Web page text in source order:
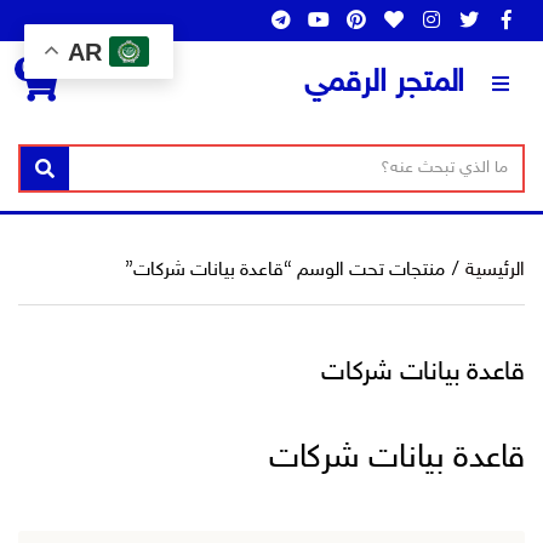
المتجر الرقمي
س
ا
ن
ف
ص
ا
ب
ح
بحث
0
الرئيسية / منتجات تحت الوسم “قاعدة بيانات شركات”
قاعدة بيانات شركات
قاعدة بيانات شركات
AR